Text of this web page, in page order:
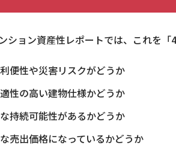
ション資産性レポートでは、これを
便性や災害リスクがどうか
性の高い建物仕様かどうか
持続可能性があるかどうか
売出価格になっているかどうか